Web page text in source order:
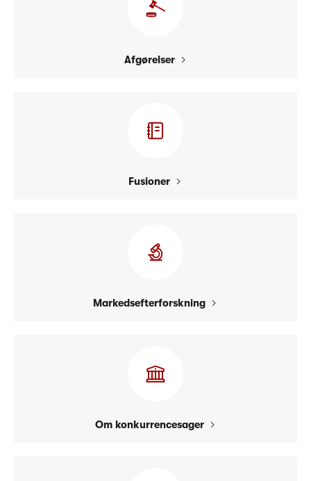
Afgørelser
Fusioner
Markedsefterforskning
Om konkurrencesager